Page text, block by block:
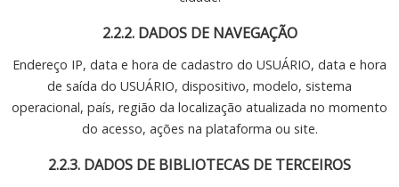
2.2.2. DADOS DE NAVEGAÇÃO
Endereço IP, data e hora de cadastro do USUÁRIO, data e hora
de saída do USUÁRIO, dispositivo, modelo, sistema
operacional, país, região da localização atualizada no momento
do acesso, ações na plataforma ou site.
2.2.3. DADOS DE BIBLIOTECAS DE TERCEIROS